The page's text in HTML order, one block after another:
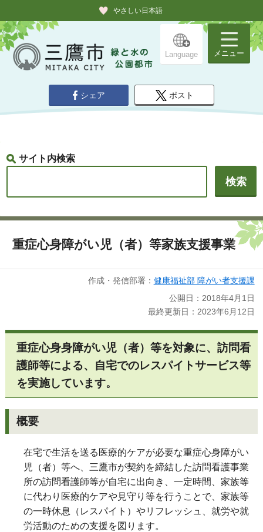
やさしい日本語
Language メニュー
シェア ポスト
サイト内検索
重症心身障がい児（者）等家族支援事業
作成・発信部署： 健康福祉部 障がい者支援課
公開日：2018年4月1日
最終更新日：2023年6月12日
重症心身身障がい児（者）等を対象に、訪問看
護師等による、自宅でのレスパイトサービス等
を実施しています。
概要
在宅で生活を送る医療的ケアが必要な重症心身障がい
児（者）等へ、三鷹市が契約を締結した訪問看護事業
所の訪問看護師等が自宅に出向き、一定時間、家族等
に代わり医療的ケアや見守り等を行うことで、家族等
の一時休息（レスパイト）やリフレッシュ、就労や就
労活動のための支援を図ります。